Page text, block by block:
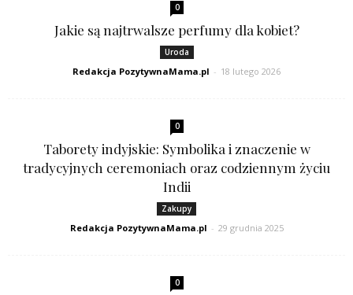
0
Jakie są najtrwalsze perfumy dla kobiet?
Uroda
Redakcja PozytywnaMama.pl - 18 lutego 2026
0
Taborety indyjskie: Symbolika i znaczenie w
tradycyjnych ceremoniach oraz codziennym życiu
Indii
Zakupy
Redakcja PozytywnaMama.pl - 29 grudnia 2025
0